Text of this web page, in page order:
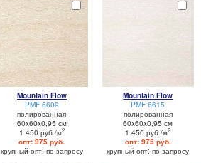
Mountain Flow
PMF 6609
полированная
60x60x0,95 см
1 450 руб./м2
опт: 975 руб.
крупный опт: по запросу
Mountain Flow
PMF 6615
полированная
60x60x0,95 см
1 450 руб./м2
опт: 975 руб.
крупный опт: по запросу